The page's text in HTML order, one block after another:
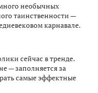
необычных
таинственности —
карнавале.
сейчас в тренде.
— заполняется за
самые эффектные